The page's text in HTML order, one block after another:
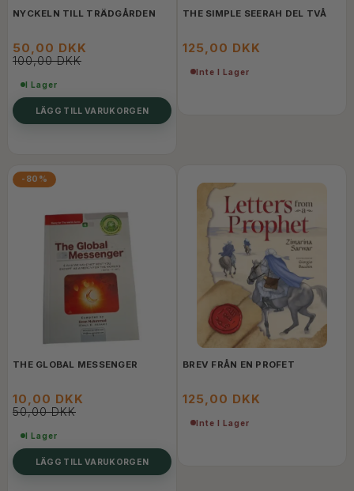
NYCKELN TILL TRÄDGÅRDEN
50,00 DKK
100,00 DKK
I Lager
LÄGG TILL VARUKORGEN
THE SIMPLE SEERAH DEL TVÅ
125,00 DKK
Inte I Lager
-80%
THE GLOBAL MESSENGER
10,00 DKK
50,00 DKK
I Lager
LÄGG TILL VARUKORGEN
BREV FRÅN EN PROFET
125,00 DKK
Inte I Lager